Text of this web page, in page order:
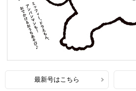
最新号はこちら